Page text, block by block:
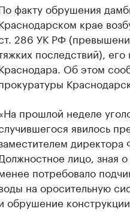
факту обрушения
крае
286 УК РФ
последствий),
Об этом
прошлой неделе
явилось
директора
Должностное лицо, зная
потребовало
на оросительную
обрушение